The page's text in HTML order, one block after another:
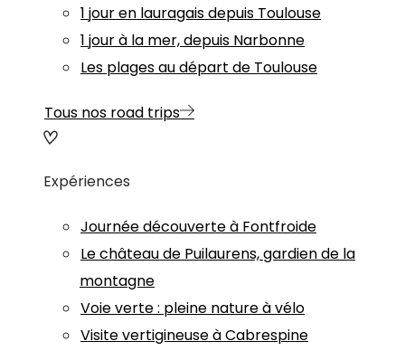
1 jour en lauragais depuis Toulouse
1 jour à la mer, depuis Narbonne
Les plages au départ de Toulouse
Tous nos road trips
Expériences
Journée découverte à Fontfroide
Le château de Puilaurens, gardien de la
montagne
Voie verte : pleine nature à vélo
Visite vertigineuse à Cabrespine